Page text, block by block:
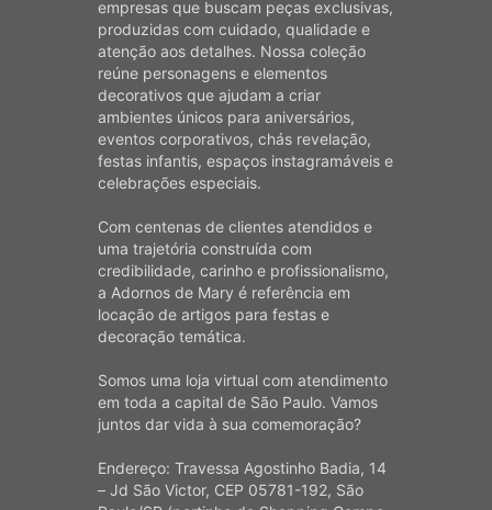
empresas que buscam peças exclusivas,
produzidas com cuidado, qualidade e
atenção aos detalhes. Nossa coleção
reúne personagens e elementos
decorativos que ajudam a criar
ambientes únicos para aniversários,
eventos corporativos, chás revelação,
festas infantis, espaços instagramáveis e
celebrações especiais.
Com centenas de clientes atendidos e
uma trajetória construída com
credibilidade, carinho e profissionalismo,
a Adornos de Mary é referência em
locação de artigos para festas e
decoração temática.
Somos uma loja virtual com atendimento
em toda a capital de São Paulo. Vamos
juntos dar vida à sua comemoração?
Endereço: Travessa Agostinho Badia, 14
– Jd São Victor, CEP 05781-192, São